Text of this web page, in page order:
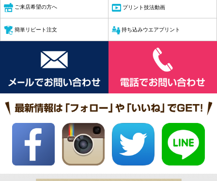
ご来店希望の方へ プリント技法動画
簡単リピート注文 持ち込みウエアプリント